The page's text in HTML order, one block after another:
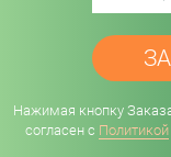
Нажимая кнопку
согласен с Политикой